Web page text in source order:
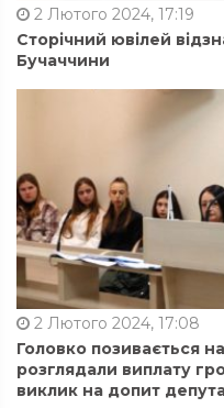
2 Лютого 2024, 17:19
Сторічний ювілей
Бучаччини
2 Лютого 2024, 17:08
Головко позивається
розглядали виплату
виклик на допит